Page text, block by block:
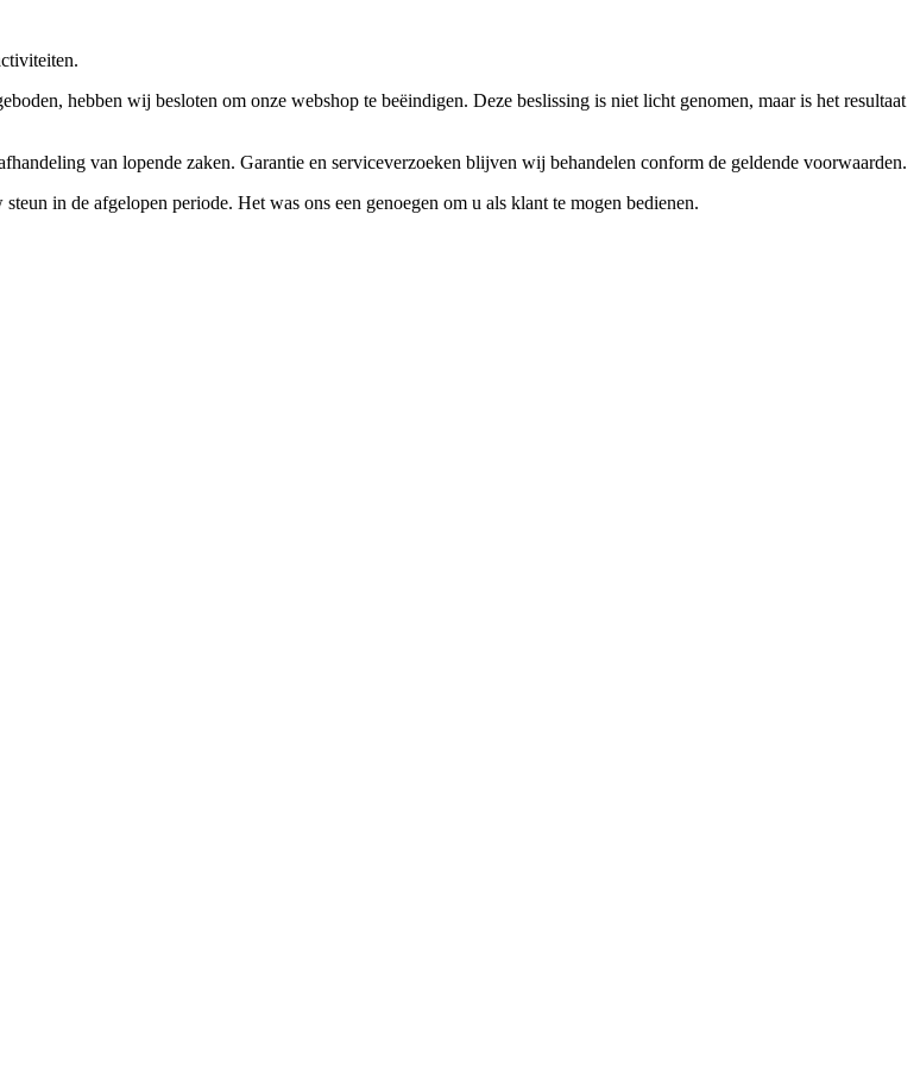
hebben wij besloten om onze webshop te beëindigen. Deze beslissing is niet licht genomen, maar is het resultaat
van lopende zaken. Garantie en serviceverzoeken blijven wij behandelen conform de geldende voorwaarden.
in de afgelopen periode. Het was ons een genoegen om u als klant te mogen bedienen.